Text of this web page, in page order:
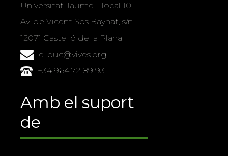
Universitat Jaume I, local 10
Av. de Vicent Sos Baynat, s/n
12071 Castelló de la Plana
e-buc@vives.org
+34 964 72 89 93
Amb el suport
de